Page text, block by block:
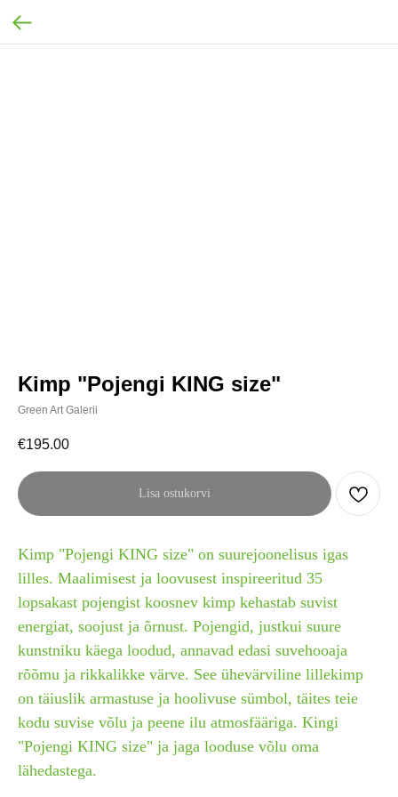
Kimp "Pojengi KING size"
Green Art Galerii
€195.00
Lisa ostukorvi
Kimp "Pojengi KING size" on suurejoonelisus igas
lilles. Maalimisest ja loovusest inspireeritud 35
lopsakast pojengist koosnev kimp kehastab suvist
energiat, soojust ja õrnust. Pojengid, justkui suure
kunstniku käega loodud, annavad edasi suvehooaja
rõõmu ja rikkalikke värve. See ühevärviline lillekimp
on täiuslik armastuse ja hoolivuse sümbol, täites teie
kodu suvise võlu ja peene ilu atmosfääriga. Kingi
"Pojengi KING size" ja jaga looduse võlu oma
lähedastega.